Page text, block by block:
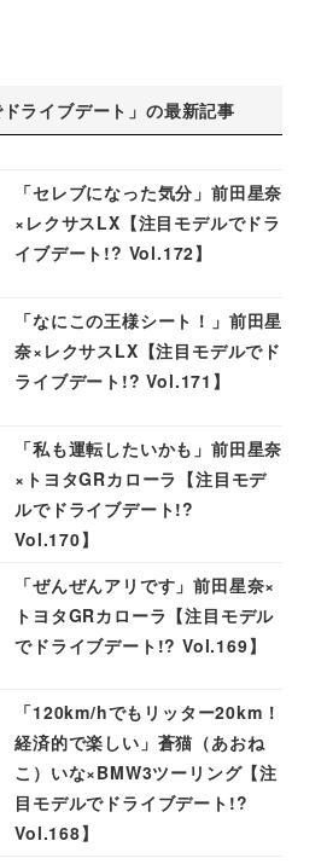
ドライブデート」の最新記事
「セレブになった気分」前田星奈
×レクサスLX【注目モデルでドラ
イブデート!? Vol.172】
「なにこの王様シート！」前田星
奈×レクサスLX【注目モデルでド
ライブデート!? Vol.171】
「私も運転したいかも」前田星奈
×トヨタGRカローラ【注目モデ
ルでドライブデート!?
Vol.170】
「ぜんぜんアリです」前田星奈×
トヨタGRカローラ【注目モデル
でドライブデート!? Vol.169】
「120km/hでもリッター20km！
経済的で楽しい」蒼猫（あおね
こ）いな×BMW3ツーリング【注
目モデルでドライブデート!?
Vol.168】